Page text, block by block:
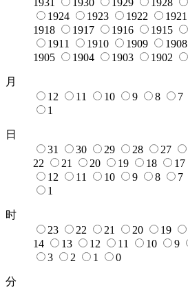
1931
1930 1929 1928
1924
1923 1922 1921
1918
1917 1916 1915
1911
1910 1909 1908
1905
1904 1903 1902
月
12
11 10 9 8 7
1
日
31
30 29 28 27
22
21 20 19 18 17
12
11 10 9 8 7
1
时
23
22 21 20 19
14
13 12 11 10 9
3
2 1 0
分